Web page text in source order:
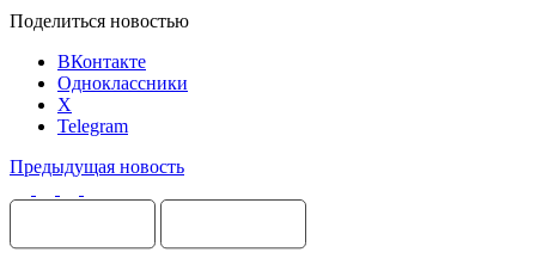
Поделиться новостью
ВКонтакте
Одноклассники
X
Telegram
Предыдущая новость